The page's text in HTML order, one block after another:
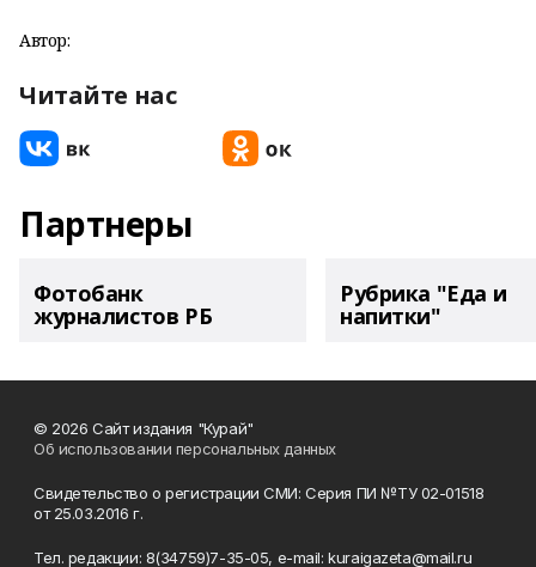
Автор:
Читайте нас
Партнеры
Фотобанк
журналистов РБ
Рубрика "Еда и
напитки"
© 2026 Сайт издания "Курай"
Об использовании персональных данных
Свидетельство о регистрации СМИ: Серия ПИ №ТУ 02-01518
от 25.03.2016 г.
Тел. редакции: 8(34759)7-35-05, e-mail: kuraigazeta@mail.ru